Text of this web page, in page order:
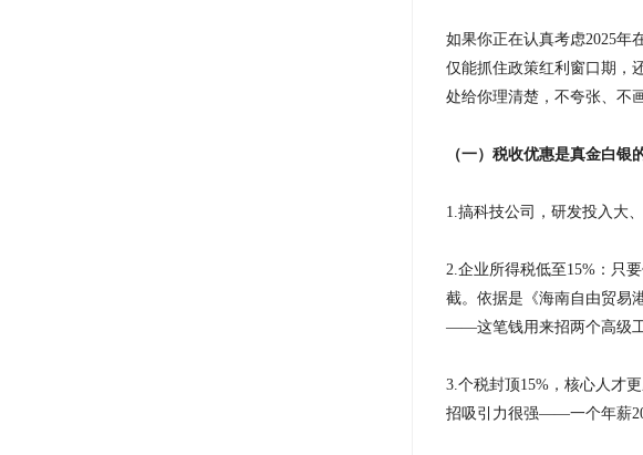
如果你正在认真考虑2025年
仅能抓住政策红利窗口期，
处给你理清楚，不夸张、不
（一）税收优惠是真金白银
1.搞科技公司，研发投入大
2.企业所得税低至15%：只
截。依据是《海南自由贸易
——这笔钱用来招两个高级
3.个税封顶15%，核心人才
招吸引力很强——一个年薪